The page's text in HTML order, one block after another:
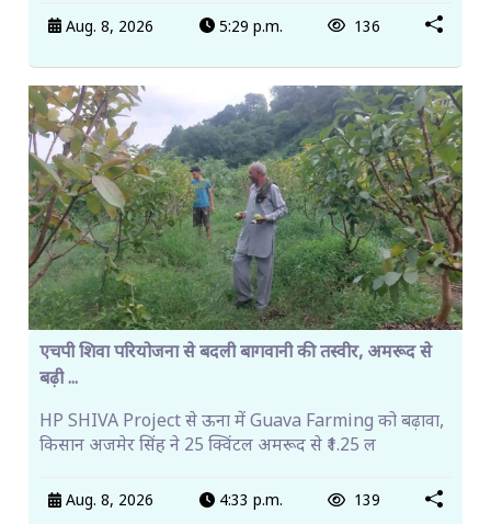
Aug. 8, 2026 5:29 p.m. 136
एचपी शिवा परियोजना से बदली बागवानी की तस्वीर, अमरूद से
बढ़ी ...
HP SHIVA Project से ऊना में Guava Farming को बढ़ावा,
किसान अजमेर सिंह ने 25 क्विंटल अमरूद से ₹1.25 ल
Aug. 8, 2026 4:33 p.m. 139